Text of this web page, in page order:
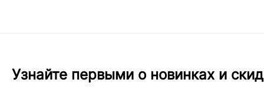
Узнайте первыми о новинках и